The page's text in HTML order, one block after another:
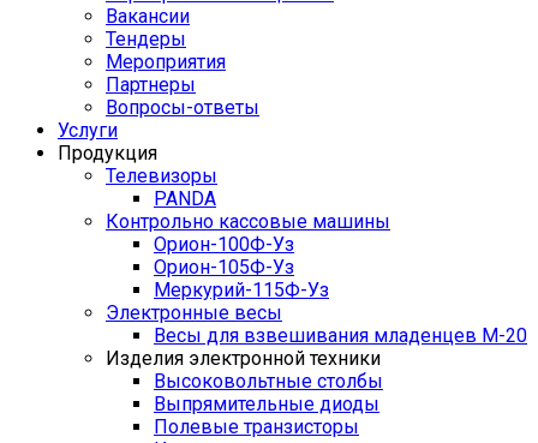
Вакансии
Тендеры
Мероприятия
Партнеры
Вопросы-ответы
Услуги
Продукция
Телевизоры
PANDA
Контрольно кассовые машины
Орион-100Ф-Уз
Орион-105Ф-Уз
Меркурий-115Ф-Уз
Электронные весы
Весы для взвешивания младенцев М-20
Изделия электронной техники
Высоковольтные столбы
Выпрямительные диоды
Полевые транзисторы